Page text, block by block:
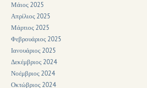
Μάιος 2025
Απρίλιος 2025
Μάρτιος 2025
Φεβρουάριος 2025
Ιανουάριος 2025
Δεκέμβριος 2024
Νοέμβριος 2024
Οκτώβριος 2024